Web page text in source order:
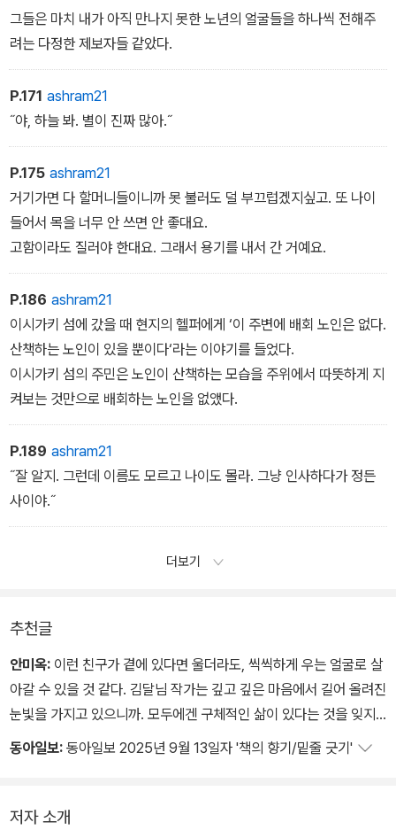
그들은 마치 내가 아직 만나지 못한 노년의 얼굴들을 하나씩 전해주
려는 다정한 제보자들 같았다.
P.171 ashram21
˝야, 하늘 봐. 별이 진짜 많아.˝
P.175 ashram21
거기가면 다 할머니들이니까 못 불러도 덜 부끄럽겠지싶고. 또 나이
들어서 목을 너무 안 쓰면 안 좋대요.
고함이라도 질러야 한대요. 그래서 용기를 내서 간 거예요.
P.186 ashram21
이시가키 섬에 갔을 때 현지의 헬퍼에게 ‘이 주변에 배회 노인은 없다.
산책하는 노인이 있을 뿐이다‘라는 이야기를 들었다.
이시가키 섬의 주민은 노인이 산책하는 모습을 주위에서 따뜻하게 지
켜보는 것만으로 배회하는 노인을 없앴다.
P.189 ashram21
˝잘 알지. 그런데 이름도 모르고 나이도 몰라. 그냥 인사하다가 정든
사이야.˝
더보기
추천글
안미옥: 이런 친구가 곁에 있다면 울더라도, 씩씩하게 우는 얼굴로 살
아갈 수 있을 것 같다. 김달님 작가는 깊고 깊은 마음에서 길어 올려진
눈빛을 가지고 있으니까. 모두에겐 구체적인 삶이 있다는 것을 잊지
않는 사람이며, 그것을 기억하려는 사람이니까. 김달님 작가의 시선
것이고, 그만큼 다채로운 색과 질감을 가지고 있음을 안다. 작가가 본
동아일보: 동아일보 2025년 9월 13일자 '책의 향기/밑줄 긋기'
저자 소개